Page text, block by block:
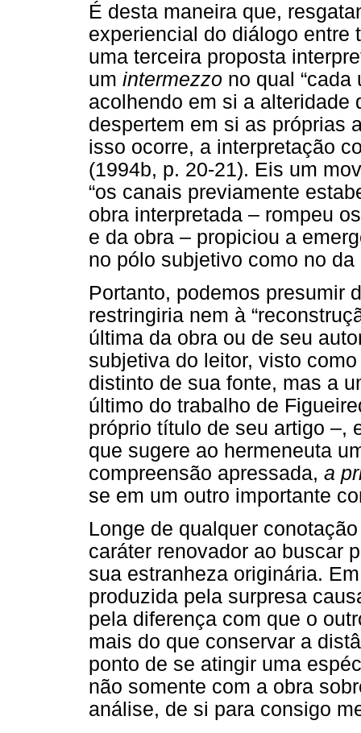
É desta maneira que,
experiencial do diálogo entre
uma terceira proposta
um intermezzo no qual
acolhendo em si a alteridade
despertem em si as próprias
isso ocorre, a interpretação
(1994b, p. 20-21). Eis um
“os canais previamente
obra interpretada – rompeu
e da obra – propiciou a
no pólo subjetivo como no da
Portanto, podemos presumir
restringiria nem à
última da obra ou de seu
subjetiva do leitor, visto
distinto de sua fonte, mas a
último do trabalho de
próprio título de seu artigo –,
que sugere ao hermeneuta
compreensão apressada, a
se em um outro importante
Longe de qualquer
caráter renovador ao buscar
sua estranheza originária.
produzida pela surpresa
pela diferença com que o
mais do que conservar a
ponto de se atingir uma
não somente com a obra
análise, de si para consigo